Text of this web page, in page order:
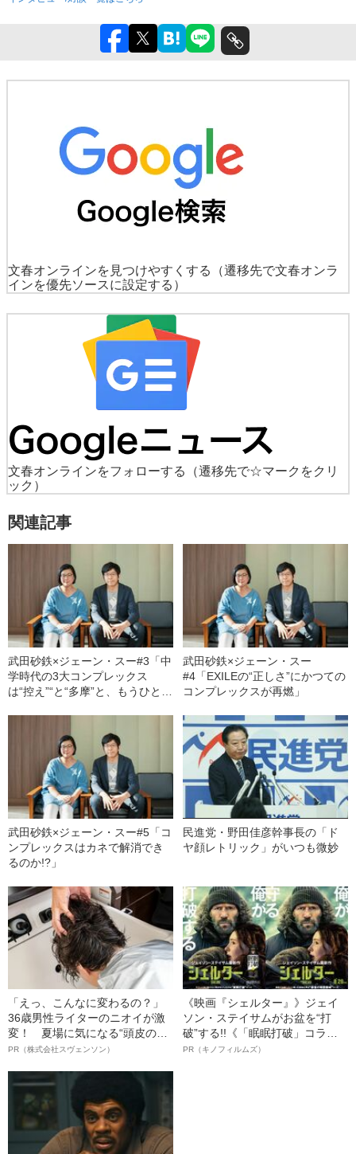
文春オンラインを見つけやすくする
（遷移先で文春オンラ
インを優先ソースに設定する）
文春オンラインをフォローする
（遷移先で☆マークをクリ
ック）
関連記事
武田砂鉄×ジェーン・スー#3「中
学時代の3大コンプレックス
は“控え”“と“多摩”と、もうひとつ
武田砂鉄×ジェーン・スー
#4「EXILEの“正しさ”にかつての
コンプレックスが再燃」
武田砂鉄×ジェーン・スー#5「コ
ンプレックスはカネで解消でき
るのか!?」
民進党・野田佳彦幹事長の「ド
ヤ顔レトリック」がいつも微妙
「えっ、こんなに変わるの？」
36歳男性ライターのニオイが激
変！ 夏場に気になる“頭皮のニ
オイ”や“ベタつき”を解消す
ト”が生み出した徹底ケアとは
PR（株式会社スヴェンソン）
《映画『シェルター』》ジェイ
ソン・ステイサムがお盆を“打
破”する!!《「眠眠打破」コラ
ボ》
PR（キノフィルムズ）